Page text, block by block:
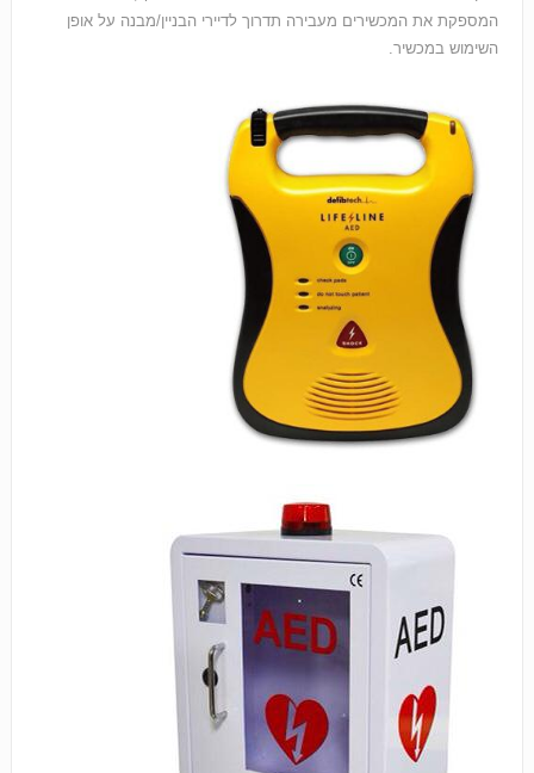
המספקת את המכשירים מעבירה תדרוך לדיירי הבניין/מבנה על אופן
השימוש במכשיר.